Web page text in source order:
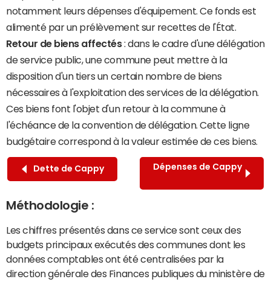
notamment leurs dépenses d'équipement. Ce fonds est
alimenté par un prélèvement sur recettes de l'État.
Retour de biens affectés: dans le cadre d'une délégation
de service public, une commune peut mettre à la
disposition d'un tiers un certain nombre de biens
nécessaires à l'exploitation des services de la délégation.
Ces biens font l'objet d'un retour à la commune à
l'échéance de la convention de délégation. Cette ligne
budgétaire correspond à la valeur estimée de ces biens.
Dette de Cappy Dépenses de Cappy
Méthodologie :
Les chiffres présentés dans ce service sont ceux des
budgets principaux exécutés des communes dont les
données comptables ont été centralisées par la
direction générale des Finances publiques du ministère de